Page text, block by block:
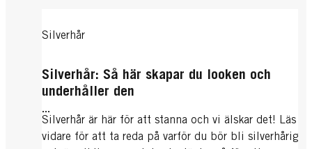
Silverhår
Silverhår: Så här skapar du looken och
underhåller den
...
Silverhår är här för att stanna och vi älskar det! Läs
vidare för att ta reda på varför du bör bli silverhårig